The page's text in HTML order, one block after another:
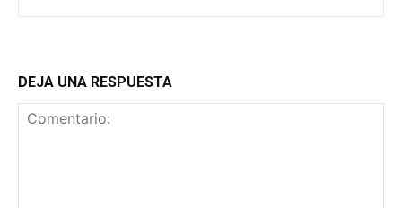
DEJA UNA RESPUESTA